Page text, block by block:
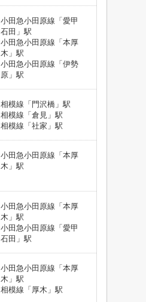
小田急小田原線「愛甲
石田」駅
小田急小田原線「本厚
木」駅
小田急小田原線「伊勢
原」駅
相模線「門沢橋」駅
相模線「倉見」駅
相模線「社家」駅
小田急小田原線「本厚
木」駅
小田急小田原線「本厚
木」駅
小田急小田原線「愛甲
石田」駅
小田急小田原線「本厚
木」駅
相模線「厚木」駅